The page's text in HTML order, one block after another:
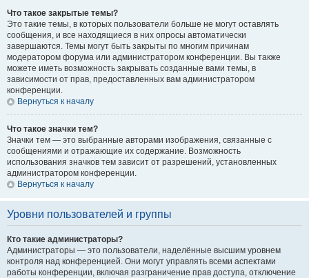
Что такое закрытые темы?
Это такие темы, в которых пользователи больше не могут оставлять
сообщения, и все находящиеся в них опросы автоматически
завершаются. Темы могут быть закрыты по многим причинам
модератором форума или администратором конференции. Вы также
можете иметь возможность закрывать созданные вами темы, в
зависимости от прав, предоставленных вам администратором
конференции.
Вернуться к началу
Что такое значки тем?
Значки тем — это выбранные авторами изображения, связанные с
сообщениями и отражающие их содержание. Возможность
использования значков тем зависит от разрешений, установленных
администратором конференции.
Вернуться к началу
Уровни пользователей и группы
Кто такие администраторы?
Администраторы — это пользователи, наделённые высшим уровнем
контроля над конференцией. Они могут управлять всеми аспектами
работы конференции, включая разграничение прав доступа, отключение